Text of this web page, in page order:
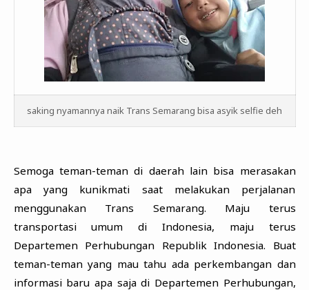
saking nyamannya naik Trans Semarang bisa asyik selfie deh
Semoga teman-teman di daerah lain bisa merasakan
apa yang kunikmati saat melakukan perjalanan
menggunakan Trans Semarang. Maju terus
transportasi umum di Indonesia, maju terus
Departemen Perhubungan Republik Indonesia. Buat
teman-teman yang mau tahu ada perkembangan dan
informasi baru apa saja di Departemen Perhubungan,